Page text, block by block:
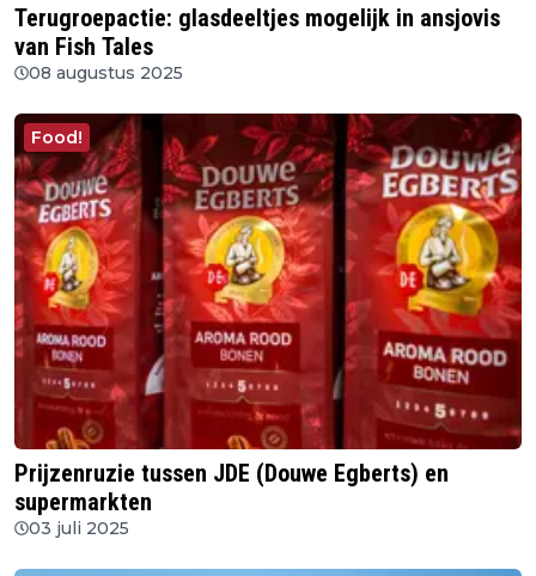
Terugroepactie: glasdeeltjes mogelijk in ansjovis
van Fish Tales
08 augustus 2025
Food!
Prijzenruzie tussen JDE (Douwe Egberts) en
supermarkten
03 juli 2025